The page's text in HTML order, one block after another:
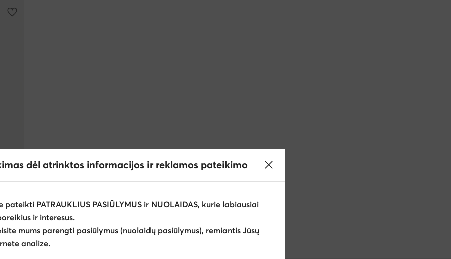
dėl atrinktos informacijos ir reklamos pateikimo
pateikti PATRAUKLIUS PASIŪLYMUS ir NUOLAIDAS, kurie labiausiai
ir interesus.
mums parengti pasiūlymus (nuolaidų pasiūlymus), remiantis Jūsų
analize.